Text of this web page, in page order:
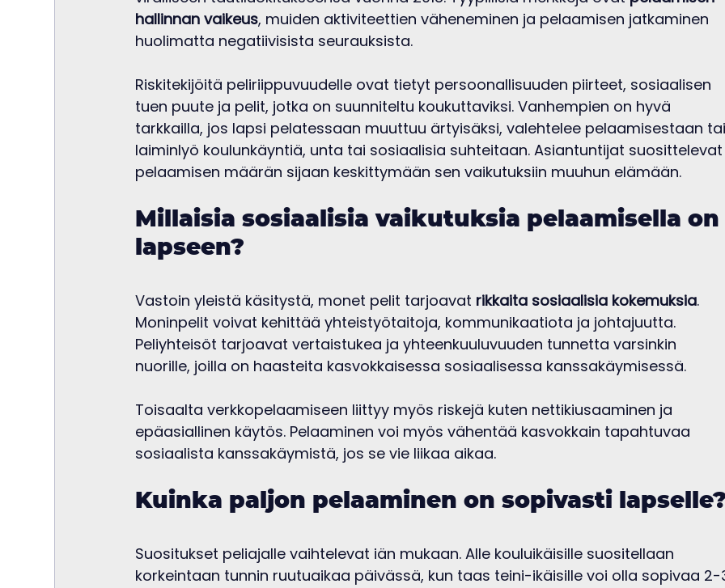
hallinnan vaikeus, muiden aktiviteettien väheneminen ja pelaamisen jatkaminen
huolimatta negatiivisista seurauksista.
Riskitekijöitä peliriippuvuudelle ovat tietyt persoonallisuuden piirteet, sosiaalisen
tuen puute ja pelit, jotka on suunniteltu koukuttaviksi. Vanhempien on hyvä
tarkkailla, jos lapsi pelatessaan muuttuu ärtyisäksi, valehtelee pelaamisestaan
laiminlyö koulunkäyntiä, unta tai sosiaalisia suhteitaan. Asiantuntijat
pelaamisen määrän sijaan keskittymään sen vaikutuksiin muuhun elämään.
Millaisia sosiaalisia vaikutuksia pelaamisella
lapseen?
Vastoin yleistä käsitystä, monet pelit tarjoavat rikkaita sosiaalisia kokemuksia.
Moninpelit voivat kehittää yhteistyötaitoja, kommunikaatiota ja johtajuutta.
Peliyhteisöt tarjoavat vertaistukea ja yhteenkuuluvuuden tunnetta varsinkin
nuorille, joilla on haasteita kasvokkaisessa sosiaalisessa kanssakäymisessä.
Toisaalta verkkopelaamiseen liittyy myös riskejä kuten nettikiusaaminen ja
epäasiallinen käytös. Pelaaminen voi myös vähentää kasvokkain tapahtuvaa
sosiaalista kanssakäymistä, jos se vie liikaa aikaa.
Kuinka paljon pelaaminen on sopivasti
Suositukset peliajalle vaihtelevat iän mukaan. Alle kouluikäisille suositellaan
korkeintaan tunnin ruutuaikaa päivässä, kun taas teini-ikäisille voi olla sopivaa